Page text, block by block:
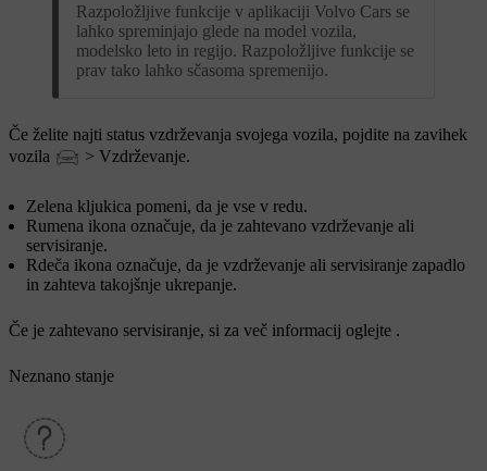
Razpoložljive funkcije v aplikaciji Volvo Cars se
lahko spreminjajo glede na model vozila,
modelsko leto in regijo. Razpoložljive funkcije se
prav tako lahko sčasoma spremenijo.
Če želite najti status vzdrževanja svojega vozila, pojdite na zavihek
vozila
> Vzdrževanje
Zelena kljukica pomeni, da je vse v redu.
Rumena ikona označuje, da je zahtevano vzdrževanje ali
servisiranje.
Rdeča ikona označuje, da je vzdrževanje ali servisiranje zapadlo
in zahteva takojšnje ukrepanje.
Če je zahtevano servisiranje, si za več informacij oglejte .
Neznano stanje